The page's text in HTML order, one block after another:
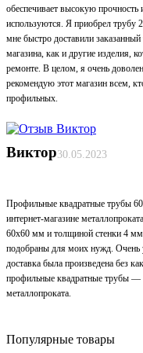
обеспечивает высокую прочность
используются. Я приобрел трубу
мне быстро доставили
магазина, как и другие изделия,
ремонте. В целом, я очень
рекомендую этот магазин всем,
профильных.
Виктор30.05.2023
Профильные квадратные трубы
интернет-магазине
60х60 мм и толщиной стенки 4
подобраны для моих нужд. Очень
доставка была произведена без
профильные квадратные трубы —
металлопроката.
Популярные товары